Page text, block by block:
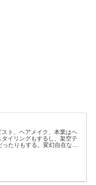
ト、ヘアメイク、本業はヘ
イリングもするし、架空テ
たりもする。変幻自在なた